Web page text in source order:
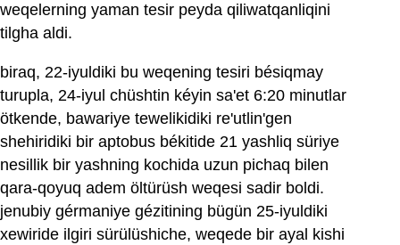
weqelerning yaman tesir peyda qiliwatqanliqini
tilgha aldi.
biraq, 22-iyuldiki bu weqening tesiri bésiqmay
turupla, 24-iyul chüshtin kéyin sa'et 6:20 minutlar
ötkende, bawariye tewelikidiki re'utlin'gen
shehiridiki bir aptobus békitide 21 yashliq süriye
nesillik bir yashning kochida uzun pichaq bilen
qara-qoyuq adem öltürüsh weqesi sadir boldi.
jenubiy gérmaniye gézitining bügün 25-iyuldiki
xewiride ilgiri sürülüshiche, weqede bir ayal kishi